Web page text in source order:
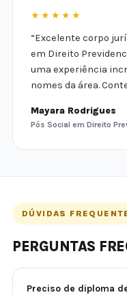
★★★★★
“Excelente corpo
em Direito
uma experiência
nomes da área.
Mayara Rodrigues
Pós Social em Direito
DÚVIDAS
PERGUNTAS
Preciso de diploma